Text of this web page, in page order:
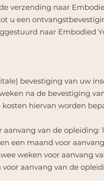
verzending naar
u een
naar Embodied
bevestiging van uw
na de bevestiging
hiervan worden
van de
een maand voor
weken voor aanvang
aanvang van de